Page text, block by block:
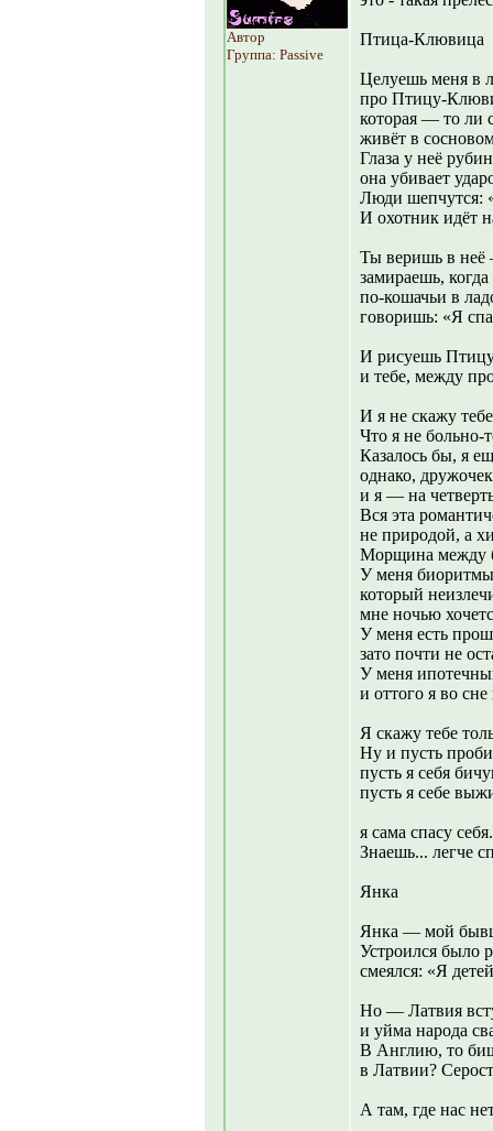
Автор
Группа: Passive
Птица-Клювица
Целуешь меня в
про Птицу-
которая — то ли
живёт в
Глаза у неё
она убивает
Люди шепчутся:
И охотник идёт
Ты веришь в неё
замираешь,
по-кошачьи в
говоришь: «Я
И рисуешь
и тебе, между
И я не скажу
Что я не больно-
Казалось бы, я
однако,
и я — на
Вся эта
не природой, а
Морщина между
У меня
который
мне ночью
У меня есть
зато почти не
У меня
и оттого я во сне
Я скажу тебе
Ну и пусть
пусть я себя
пусть я себе
я сама спасу
Знаешь... легче
Янка
Янка — мой
Устроился было
смеялся: «Я
Но — Латвия
и уйма народа
В Англию, то
в Латвии?
А там, где нас